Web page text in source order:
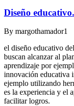
Diseño educativo.
By margothamador1
el diseño educativo
buscan alcanzar al
aprendizaje por
innovación educativa
ejemplo utilizando
es la experiencia y el
facilitar logros.